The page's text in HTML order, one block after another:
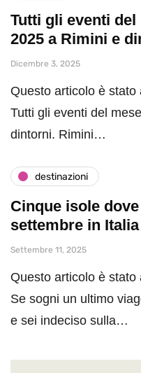
Tutti gli eventi
2025 a Rimini e
Dicembre 3, 2025
Questo articolo è
Tutti gli eventi del
dintorni. Rimini…
destinazioni
Cinque isole
settembre in Italia
Settembre 11, 2025
Questo articolo è
Se sogni un ultimo
e sei indeciso sulla…